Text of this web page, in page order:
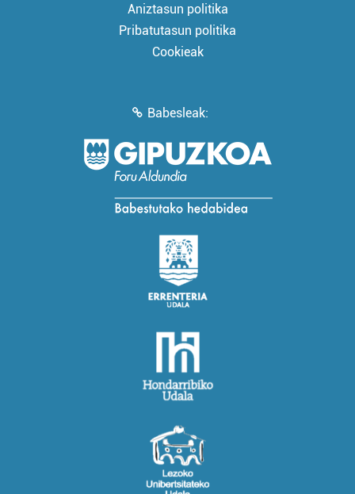
Aniztasun politika
Pribatutasun politika
Cookieak
Babesleak: